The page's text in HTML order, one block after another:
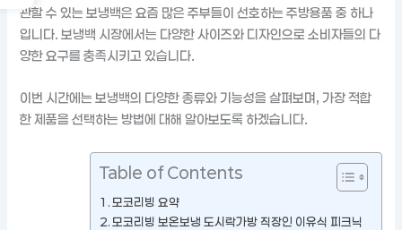
관할 수 있는 보냉백은 요즘 많은 주부들이 선호하는 주방용품 중 하나
입니다. 보냉백 시장에서는 다양한 사이즈와 디자인으로 소비자들의 다
양한 요구를 충족시키고 있습니다.
이번 시간에는 보냉백의 다양한 종류와 기능성을 살펴보며, 가장 적합
한 제품을 선택하는 방법에 대해 알아보도록 하겠습니다.
Table of Contents
모코리빙 요약
모코리빙 보온보냉 도시락가방 직장인 이유식 피크닉